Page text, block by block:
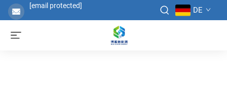
[email protected] DE